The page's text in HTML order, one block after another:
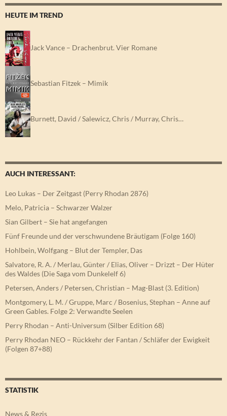
HEUTE IM TREND
Jack Vance – Drachenbrut. Vier Romane
Sebastian Fitzek – Mimik
Burnett, David / Salewicz, Chris / Murray, Chris…
AUCH INTERESSANT:
Leo Lukas – Der Zeitgast (Perry Rhodan 2876)
Melo, Patricia – Schwarzer Walzer
Sian Gilbert – Sie hat angefangen
Fünf Freunde und der verschwundene Bräutigam (Folge 160)
Hohlbein, Wolfgang – Blut der Templer, Das
Salvatore, R. A. / Merlau, Günter / Elias, Oliver – Drizzt – Der Hüter
des Waldes (Die Saga vom Dunkelelf 6)
Petersen, Anders / Petersen, Christian – Mag-Blast (3. Edition)
Montgomery, L. M. / Gruppe, Marc / Bosenius, Stephan – Anne auf
Green Gables. Folge 2: Verwandte Seelen
Perry Rhodan – Anti-Universum (Silber Edition 68)
Perry Rhodan NEO – Rückkehr der Fantan / Schläfer der Ewigkeit
(Folgen 87+88)
STATISTIK
News & Rezis